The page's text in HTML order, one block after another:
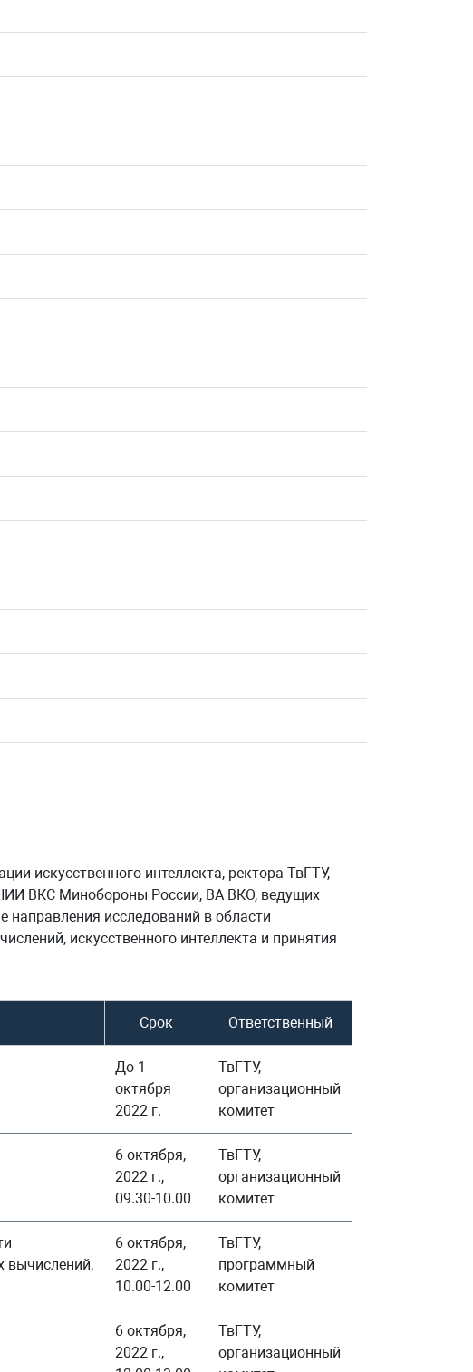
искусственного интеллекта, ректора ТвГТУ,
ВКС Минобороны России, ВА ВКО, ведущих
направления исследований в области
искусственного интеллекта и принятия
Срок Ответственный
До 1
октября
2022 г.
ТвГТУ,
организационный
комитет
6 октября,
2022 г.,
09.30-10.00
ТвГТУ,
организационный
комитет
вычислений,
6 октября,
2022 г.,
10.00-12.00
ТвГТУ,
программный
комитет
6 октября,
2022 г.,
ТвГТУ,
организационный